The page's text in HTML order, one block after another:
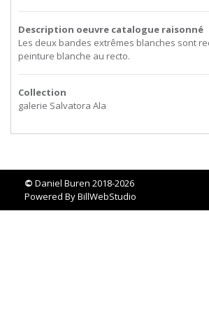
Description oeuvre catalogue raisonné
Les deux bandes extrêmes blanches sont
peinture blanche au recto.
Collection
galerie Salvatora Ala
© Daniel Buren 2018-2026
Powered ByBillWebStudio